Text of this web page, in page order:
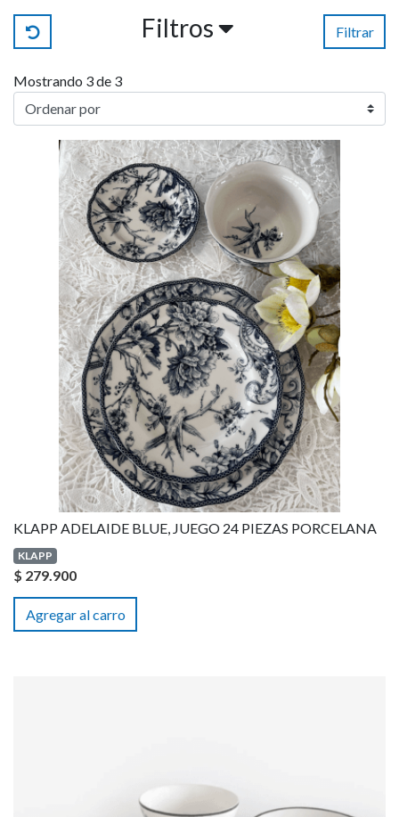
Filtros Filtrar
Mostrando 3 de 3
KLAPP ADELAIDE BLUE, JUEGO 24 PIEZAS PORCELANA
KLAPP
$ 279.900
Agregar al carro